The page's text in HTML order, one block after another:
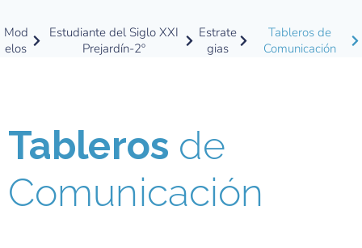
Mod
elos
Estudiante del Siglo XXI
Prejardín-2º
Estrate
gias
Tableros de
Comunicación
Tableros de
Comunicación